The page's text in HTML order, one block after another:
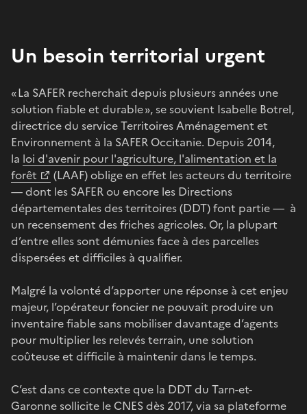
Un besoin territorial urgent
« La SAFER recherchait depuis plusieurs années une
solution fiable et durable », se souvient Isabelle Botrel,
directrice du service Territoires Aménagement et
Environnement à la SAFER Occitanie. Depuis 2014,
la loi d'avenir pour l'agriculture, l'alimentation et la
forêt
(LAAF) oblige en effet les acteurs du territoire
— dont les SAFER ou encore les Directions
départementales des territoires (DDT) font partie — à
un recensement des friches agricoles. Or, la plupart
d’entre elles sont démunies face à des parcelles
dispersées et difficiles à qualifier.
Malgré la volonté d’apporter une réponse à cet enjeu
majeur, l’opérateur foncier ne pouvait produire un
inventaire fiable sans mobiliser davantage d’agents
pour multiplier les relevés terrain, une solution
coûteuse et difficile à maintenir dans le temps.
C’est dans ce contexte que la DDT du Tarn-et-
Garonne sollicite le CNES dès 2017, via sa plateforme